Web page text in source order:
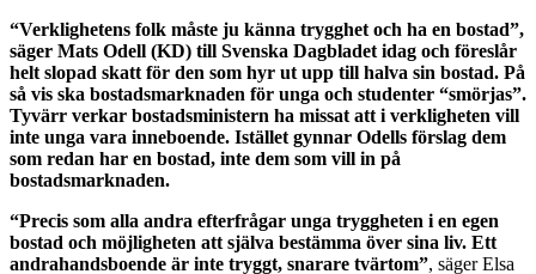
“Verklighetens folk måste ju känna trygghet och ha en bostad”,
säger Mats Odell (KD) till Svenska Dagbladet idag och föreslår
helt slopad skatt för den som hyr ut upp till halva sin bostad. På
så vis ska bostadsmarknaden för unga och studenter “smörjas”.
Tyvärr verkar bostadsministern ha missat att i verkligheten vill
inte unga vara inneboende. Istället gynnar Odells förslag dem
som redan har en bostad, inte dem som vill in på
bostadsmarknaden.
“Precis som alla andra efterfrågar unga tryggheten i en egen
bostad och möjligheten att själva bestämma över sina liv. Ett
andrahandsboende är inte tryggt, snarare tvärtom”, säger Elsa